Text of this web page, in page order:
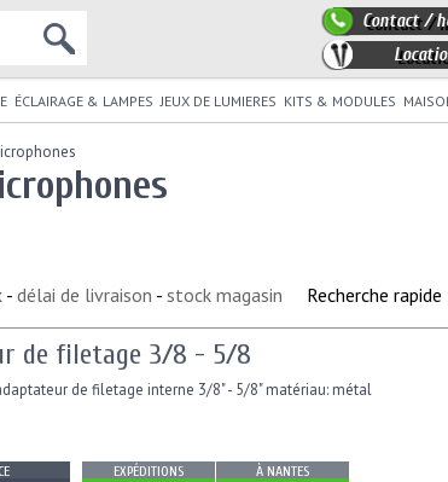
Contact /
ÉCLAIRAGE & LAMPES JEUX DE LUMIERES KITS & MODULES
- délai de livraison - stock magasin Recherche rapide
de filetage 3/8 - 5/8
de filetage interne 3/8" - 5/8" matériau: métal
EXPÉDITIONS À NANTES